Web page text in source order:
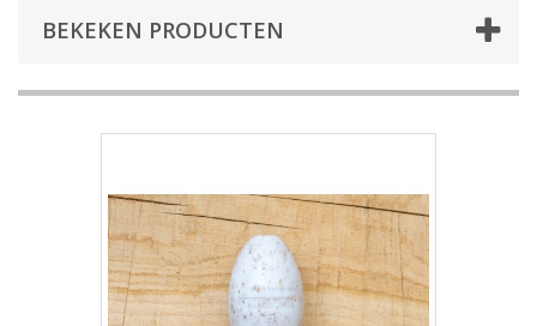
BEKEKEN PRODUCTEN